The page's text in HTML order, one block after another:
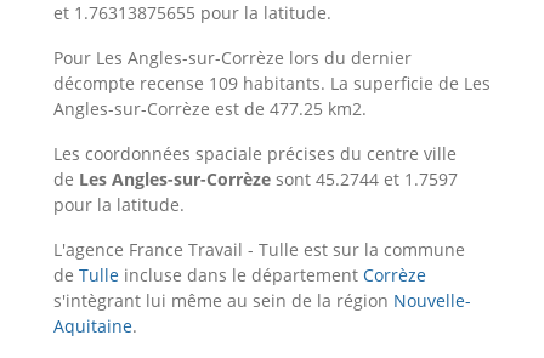
et 1.76313875655 pour la latitude.
Pour Les Angles-sur-Corrèze lors du dernier
décompte recense 109 habitants. La superficie de Les
Angles-sur-Corrèze est de 477.25 km2.
Les coordonnées spaciale précises du centre ville
de Les Angles-sur-Corrèze sont 45.2744 et 1.7597
pour la latitude.
L'agence France Travail - Tulle est sur la commune
de Tulle incluse dans le département Corrèze
s'intègrant lui même au sein de la région Nouvelle-
Aquitaine.